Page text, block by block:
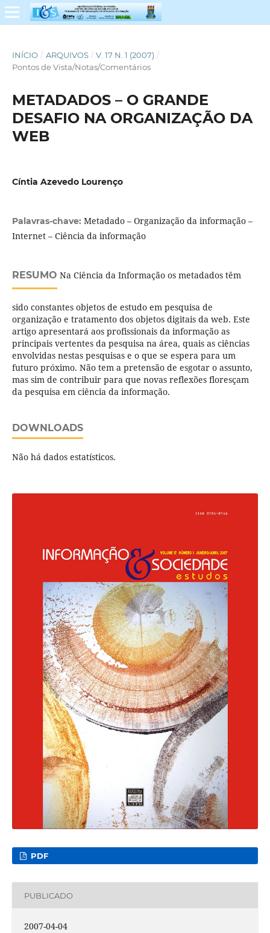
INÍCIO / ARQUIVOS / V. 17 N. 1 (2007) /
Pontos de Vista/Notas/Comentários
METADADOS – O GRANDE
DESAFIO NA ORGANIZAÇÃO DA
WEB
Cíntia Azevedo Lourenço
Palavras-chave: Metadado – Organização da informação –
Internet – Ciência da informação
RESUMO Na Ciência da Informação os metadados têm
sido constantes objetos de estudo em pesquisa de
organização e tratamento dos objetos digitais da web. Este
artigo apresentará aos profissionais da informação as
principais vertentes da pesquisa na área, quais as ciências
envolvidas nestas pesquisas e o que se espera para um
futuro próximo. Não tem a pretensão de esgotar o assunto,
mas sim de contribuir para que novas reflexões floresçam
da pesquisa em ciência da informação.
DOWNLOADS
Não há dados estatísticos.
PDF
PUBLICADO
2007-04-04